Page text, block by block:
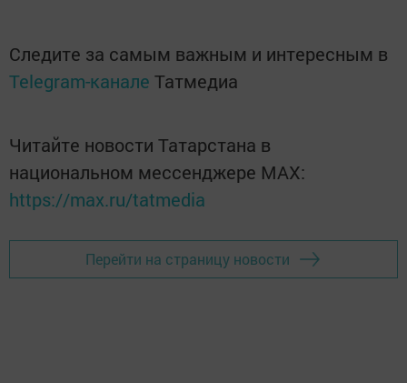
Следите за самым важным и интересным в
Telegram-канале Татмедиа
Читайте новости Татарстана в
национальном мессенджере MАХ:
https://max.ru/tatmedia
Перейти на страницу новости